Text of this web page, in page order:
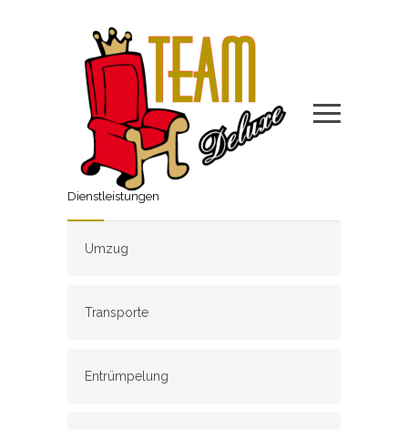
Dienstleistungen
Umzug
Transporte
Entrümpelung